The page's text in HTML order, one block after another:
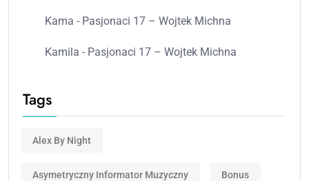
Kama - Pasjonaci 17 – Wojtek Michna
Kamila - Pasjonaci 17 – Wojtek Michna
Tags
Alex By Night
Asymetryczny Informator Muzyczny Bonus